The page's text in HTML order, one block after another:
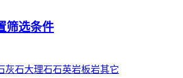
筛选条件
灰石大理石石英岩板岩其它